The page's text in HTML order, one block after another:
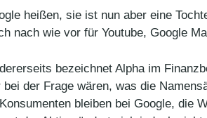
heißen, sie ist nun aber eine
nach wie vor für Youtube, Google
bezeichnet Alpha im
der Frage wären, was die
bleiben bei Google, die